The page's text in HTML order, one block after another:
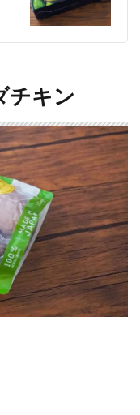
チキン